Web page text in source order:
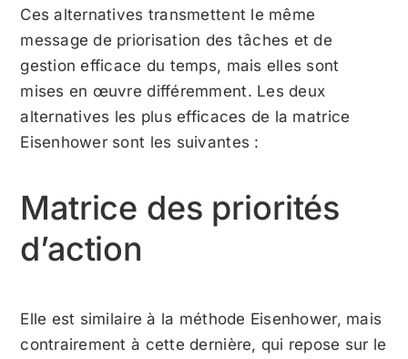
Ces alternatives transmettent le même
message de priorisation des tâches et de
gestion efficace du temps, mais elles sont
mises en œuvre différemment. Les deux
alternatives les plus efficaces de la matrice
Eisenhower sont les suivantes :
Matrice des priorités
d’action
Elle est similaire à la méthode Eisenhower, mais
contrairement à cette dernière, qui repose sur le